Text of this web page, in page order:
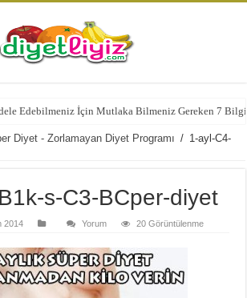
Edebilmeniz İçin Mutlaka Bilmeniz Gereken 7 Bilgi
Diyet - Zorlamayan Diyet Programı / 1-ayl-C4-
s-C3-BCper-diyet
2014 Yorum 20 Görüntülenme